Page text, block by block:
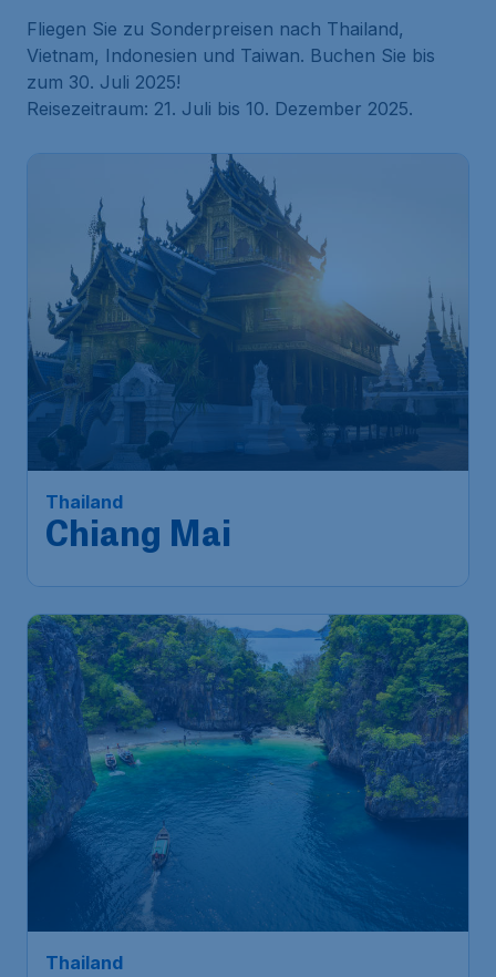
Fliegen Sie zu Sonderpreisen nach Thailand,
Vietnam, Indonesien und Taiwan. Buchen Sie bis
zum 30. Juli 2025!
Reisezeitraum: 21. Juli bis 10. Dezember 2025.
Thailand
Chiang Mai
Thailand